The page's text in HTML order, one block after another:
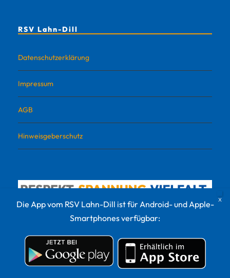
RSV Lahn-Dill
Datenschutzerklärung
Impressum
AGB
Hinweisgeberschutz
© 2022 RSV Lahn-Dill Sportvermarktungs GmbH
Die App vom RSV Lahn-Dill ist für Android- und Apple-
Smartphones verfügbar: